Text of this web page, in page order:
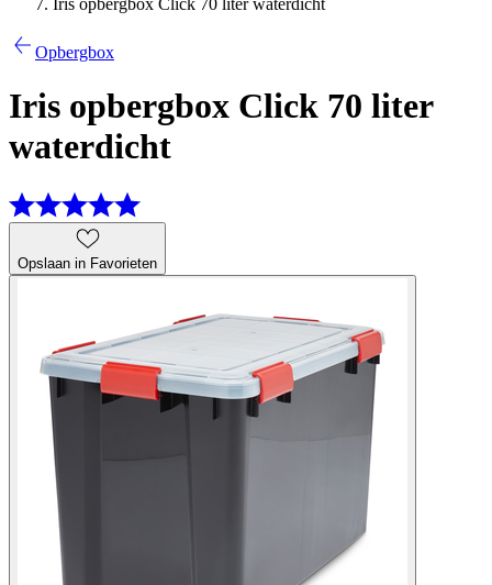
Iris opbergbox Click 70 liter waterdicht
Opbergbox
Iris opbergbox Click 70 liter
waterdicht
Opslaan in Favorieten